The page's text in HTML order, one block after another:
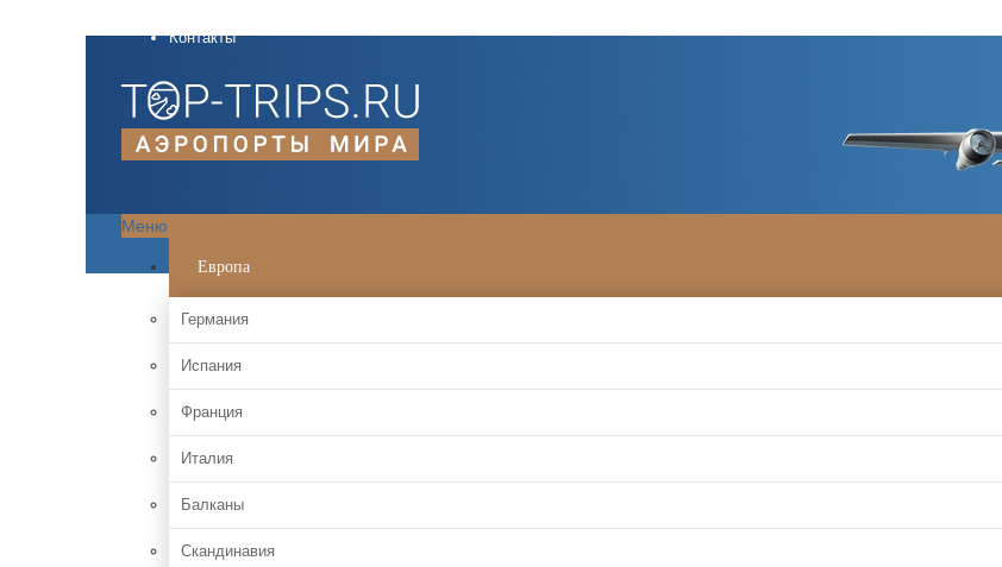
Контакты
Меню
Европа
Германия
Испания
Франция
Италия
Балканы
Скандинавия